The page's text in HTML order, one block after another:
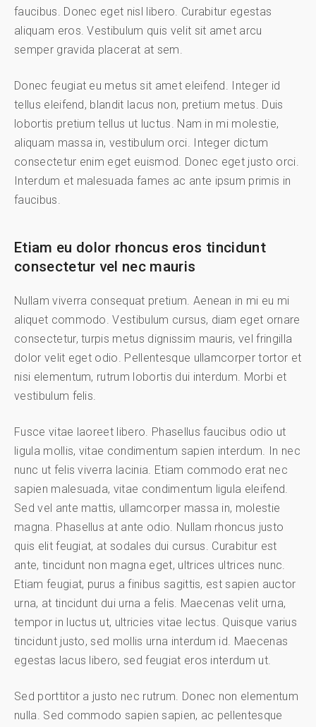
faucibus. Donec eget nisl libero. Curabitur egestas
aliquam eros. Vestibulum quis velit sit amet arcu
semper gravida placerat at sem.
Donec feugiat eu metus sit amet eleifend. Integer id
tellus eleifend, blandit lacus non, pretium metus. Duis
lobortis pretium tellus ut luctus. Nam in mi molestie,
aliquam massa in, vestibulum orci. Integer dictum
consectetur enim eget euismod. Donec eget justo orci.
Interdum et malesuada fames ac ante ipsum primis in
faucibus.
Etiam eu dolor rhoncus eros tincidunt
consectetur vel nec mauris
Nullam viverra consequat pretium. Aenean in mi eu mi
aliquet commodo. Vestibulum cursus, diam eget ornare
consectetur, turpis metus dignissim mauris, vel fringilla
dolor velit eget odio. Pellentesque ullamcorper tortor et
nisi elementum, rutrum lobortis dui interdum. Morbi et
vestibulum felis.
Fusce vitae laoreet libero. Phasellus faucibus odio ut
ligula mollis, vitae condimentum sapien interdum. In nec
nunc ut felis viverra lacinia. Etiam commodo erat nec
sapien malesuada, vitae condimentum ligula eleifend.
Sed vel ante mattis, ullamcorper massa in, molestie
magna. Phasellus at ante odio. Nullam rhoncus justo
quis elit feugiat, at sodales dui cursus. Curabitur est
ante, tincidunt non magna eget, ultrices ultrices nunc.
Etiam feugiat, purus a finibus sagittis, est sapien auctor
urna, at tincidunt dui urna a felis. Maecenas velit urna,
tempor in luctus ut, ultricies vitae lectus. Quisque varius
tincidunt justo, sed mollis urna interdum id. Maecenas
egestas lacus libero, sed feugiat eros interdum ut.
Sed porttitor a justo nec rutrum. Donec non elementum
nulla. Sed commodo sapien sapien, ac pellentesque